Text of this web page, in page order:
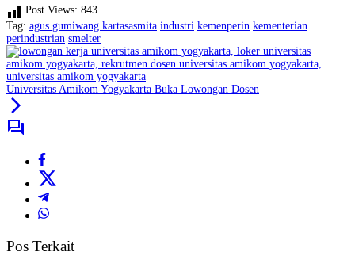
Post Views: 843
Tag: agus gumiwang kartasasmita industri kemenperin kementerian
perindustrian smelter
Universitas Amikom Yogyakarta Buka Lowongan Dosen
Pos Terkait